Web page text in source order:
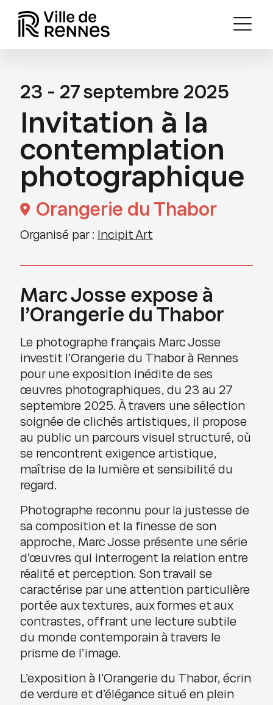
23 - 27 septembre 2025
Invitation à la
contemplation
photographique
Orangerie du Thabor
Organisé par : Incipit Art
Marc Josse expose à
l’Orangerie du Thabor
Le photographe français Marc Josse
investit l’Orangerie du Thabor à Rennes
pour une exposition inédite de ses
œuvres photographiques, du 23 au 27
septembre 2025. À travers une sélection
soignée de clichés artistiques, il propose
au public un parcours visuel structuré, où
se rencontrent exigence artistique,
maîtrise de la lumière et sensibilité du
regard.
Photographe reconnu pour la justesse de
sa composition et la finesse de son
approche, Marc Josse présente une série
d’œuvres qui interrogent la relation entre
réalité et perception. Son travail se
caractérise par une attention particulière
portée aux textures, aux formes et aux
contrastes, offrant une lecture subtile
du monde contemporain à travers le
prisme de l’image.
L’exposition à l’Orangerie du Thabor, écrin
de verdure et d’élégance situé en plein